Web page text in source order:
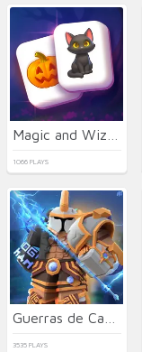
1066 PLAYS
3535 PLAYS